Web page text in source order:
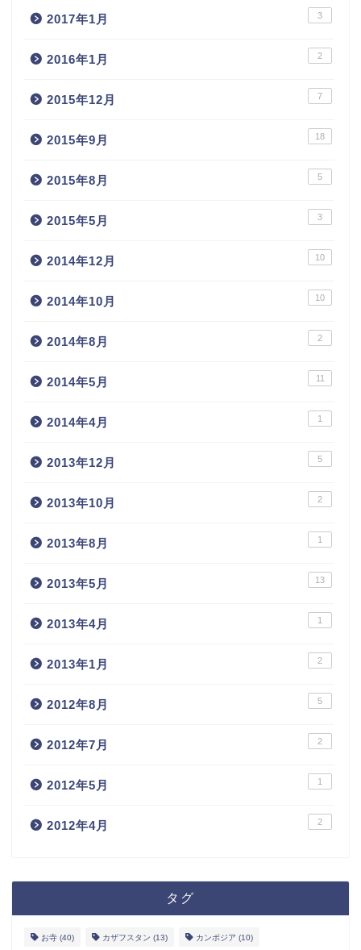
2017年1月 3
2016年1月 2
2015年12月 7
2015年9月 18
2015年8月 5
2015年5月 3
2014年12月 10
2014年10月 10
2014年8月 2
2014年5月 11
2014年4月 1
2013年12月 5
2013年10月 2
2013年8月 1
2013年5月 13
2013年4月 1
2013年1月 2
2012年8月 5
2012年7月 2
2012年5月 1
2012年4月 2
タグ
お寺 (40) カザフスタン (13) カンボジア (10)
ホーム
お問い合わせ